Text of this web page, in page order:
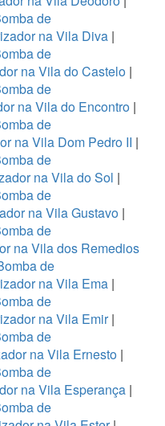
de
na Vila Diva |
de
na Vila do Castelo |
de
na Vila do Encontro|
de
na Vila Dom Pedro II |
de
na Vila do Sol |
de
na Vila Gustavo |
de
na Vila dos Remedios
de
na Vila Ema |
de
na Vila Emir|
de
na Vila Ernesto |
de
na Vila Esperança |
de